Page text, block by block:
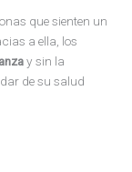
que sienten un
a ella, los
y sin la
de su salud